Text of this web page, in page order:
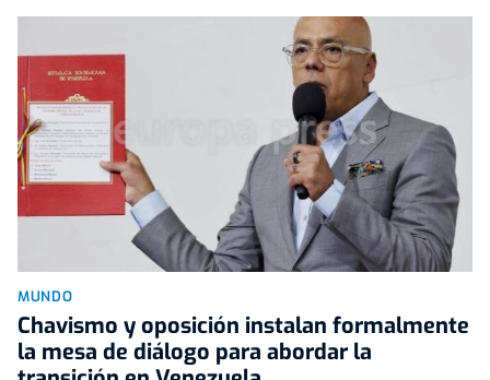
MUNDO
Chavismo y oposición instalan formalmente
la mesa de diálogo para abordar la